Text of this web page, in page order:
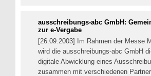
ausschreibungs-abc GmbH:
zur e-Vergabe
[26.09.2003] Im Rahmen der Messe
wird die ausschreibungs-abc GmbH
digitale Abwicklung eines
zusammen mit verschiedenen